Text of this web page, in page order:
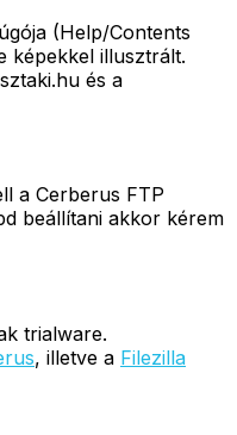
(Help/Contents
képekkel illusztrált.
és a
a Cerberus FTP
beállítani akkor kérem
trialware.
, illetve a Filezilla